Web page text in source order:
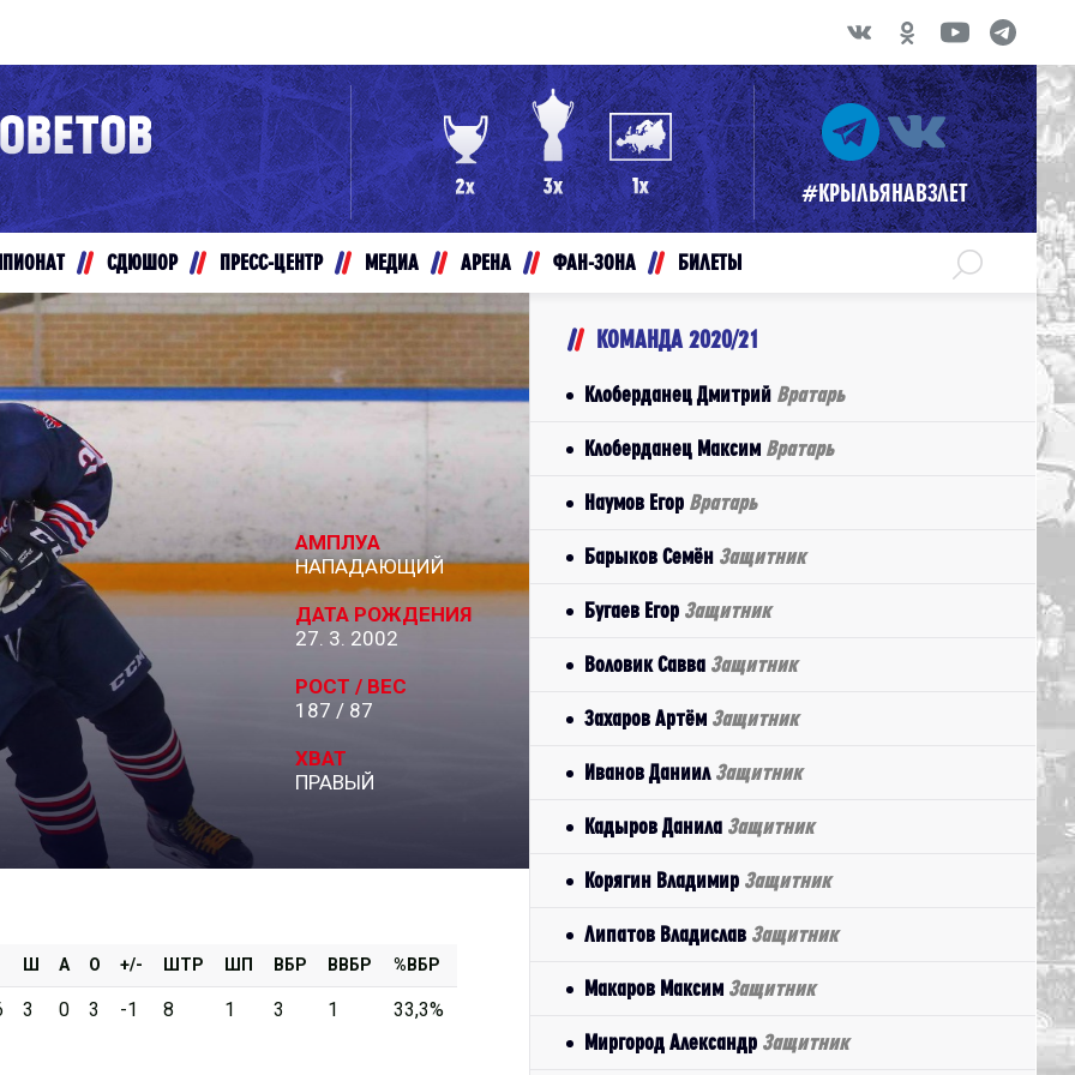
Конференция «Восток»
Дивизион Золотой
Авто
Кузнецкие Медведи
Мамонты Югры
Омские Ястребы
Стальные Лисы
Толпар
Чайка
Дивизион Серебряный
АКМ-Новомосковск
Красноярские Рыси
Локо-76
МХК Молот
Реактор
Сибирские Cнайперы
Спутник Ал
трансляции
магазин
МХЛ
#КРЫЛЬЯНАВЗЛЕТ
СДЮШОР ПРЕСС-ЦЕНТР МЕДИА АРЕНА ФАН-ЗОНА БИЛЕТЫ
АМПЛУА
НАПАДАЮЩИЙ
ДАТА РОЖДЕНИЯ
27. 3. 2002
РОСТ / ВЕС
187 / 87
ХВАТ
ПРАВЫЙ
Ш А О +/- ШТР ШП ВБР ВВБР %ВБР
3 0 3 -1 8 1 3 1 33,3%
КОМАНДА 2020/21
Клоберданец Дмитрий Вратарь
Клоберданец Максим Вратарь
Наумов Егор Вратарь
Барыков Семён Защитник
Бугаев Егор Защитник
Воловик Савва Защитник
Захаров Артём Защитник
Иванов Даниил Защитник
Кадыров Данила Защитник
Корягин Владимир Защитник
Липатов Владислав Защитник
Макаров Максим Защитник
Миргород Александр Защитник